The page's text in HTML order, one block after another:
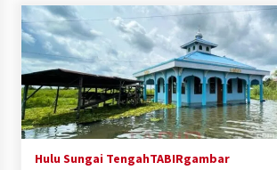
Hulu Sungai TengahTABIRgambar